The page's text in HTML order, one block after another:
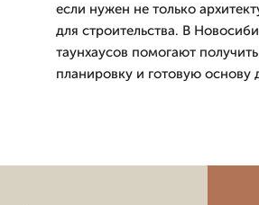
если нужен не только
для строительства. В
таунхаусов помогают
планировку и готовую основу